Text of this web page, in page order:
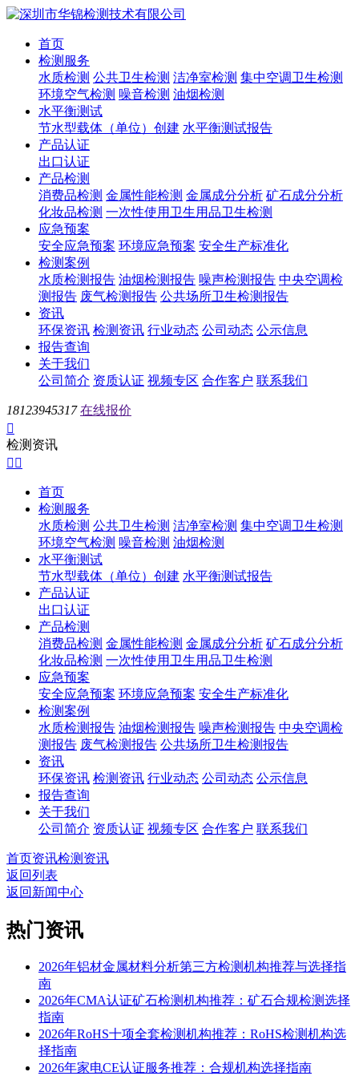
首页
检测服务
水质检测 公共卫生检测 洁净室检测 集中空调卫生检测
环境空气检测 噪音检测 油烟检测
水平衡测试
节水型载体（单位）创建 水平衡测试报告
产品认证
出口认证
产品检测
消费品检测 金属性能检测 金属成分分析 矿石成分分析
化妆品检测 一次性使用卫生用品卫生检测
应急预案
安全应急预案 环境应急预案 安全生产标准化
检测案例
水质检测报告 油烟检测报告 噪声检测报告 中央空调检
测报告 废气检测报告 公共场所卫生检测报告
资讯
环保资讯 检测资讯 行业动态 公司动态 公示信息
报告查询
关于我们
公司简介 资质认证 视频专区 合作客户 联系我们
18123945317 在线报价

检测资讯
 
首页
检测服务
水质检测 公共卫生检测 洁净室检测 集中空调卫生检测
环境空气检测 噪音检测 油烟检测
水平衡测试
节水型载体（单位）创建 水平衡测试报告
产品认证
出口认证
产品检测
消费品检测 金属性能检测 金属成分分析 矿石成分分析
化妆品检测 一次性使用卫生用品卫生检测
应急预案
安全应急预案 环境应急预案 安全生产标准化
检测案例
水质检测报告 油烟检测报告 噪声检测报告 中央空调检
测报告 废气检测报告 公共场所卫生检测报告
资讯
环保资讯 检测资讯 行业动态 公司动态 公示信息
报告查询
关于我们
公司简介 资质认证 视频专区 合作客户 联系我们
首页资讯检测资讯
返回列表
返回新闻中心
热门资讯
2026年铝材金属材料分析第三方检测机构推荐与选择指
南
2026年CMA认证矿石检测机构推荐：矿石合规检测选择
指南
2026年RoHS十项全套检测机构推荐：RoHS检测机构选
择指南
2026年家电CE认证服务推荐：合规机构选择指南